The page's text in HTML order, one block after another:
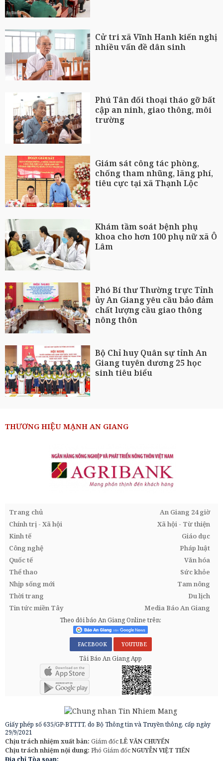
Cử tri xã Vĩnh Hanh kiến nghị
nhiều vấn đề dân sinh
Phú Tân đối thoại tháo gỡ bất
cập an ninh, giao thông, môi
trường
Giám sát công tác phòng,
chống tham nhũng, lãng phí,
tiêu cực tại xã Thạnh Lộc
Khám tầm soát bệnh phụ
khoa cho hơn 100 phụ nữ xã Ô
Lâm
Phó Bí thư Thường trực Tỉnh
ủy An Giang yêu cầu bảo đảm
chất lượng cầu giao thông
nông thôn
Bộ Chỉ huy Quân sự tỉnh An
Giang tuyên dương 25 học
sinh tiêu biểu
THƯƠNG HIỆU MẠNH AN GIANG
Trang chủ
An Giang 24 giờ
Chính trị - Xã hội
Xã hội - Từ thiện
Kinh tế
Giáo dục
Công nghệ
Pháp luật
Quốc tế
Văn hóa
Thể thao
Sức khỏe
Nhịp sống mới
Tam nông
Thời trang
Du lịch
Tin tức miền Tây
Media Báo An Giang
Theo dõi báo An Giang Online trên:
FACEBOOK YOUTUBE
Tải Báo An Giang App
Giấy phép số 635/GP-BTTTT, do Bộ Thông tin và Truyền thông, cấp ngày
29/9/2021
Chịu trách nhiệm xuất bản: Giám đốcLÊ VĂN CHUYỂN
Chịu trách nhiệm nội dung: Phó Giám đốcNGUYỄN VIỆT TIẾN
Địa chỉ Tòa soạn: